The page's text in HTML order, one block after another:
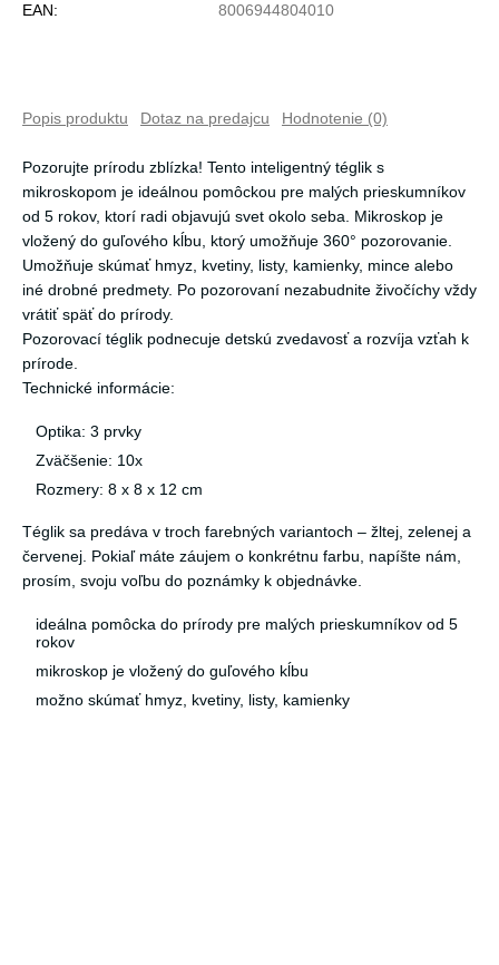
EAN:
8006944804010
Popis produktu Dotaz na predajcu Hodnotenie (0)
Pozorujte prírodu zblízka! Tento inteligentný téglik s
mikroskopom je ideálnou pomôckou pre malých prieskumníkov
od 5 rokov, ktorí radi objavujú svet okolo seba. Mikroskop je
vložený do guľového kĺbu, ktorý umožňuje 360° pozorovanie.
Umožňuje skúmať hmyz, kvetiny, listy, kamienky, mince alebo
iné drobné predmety. Po pozorovaní nezabudnite živočíchy vždy
vrátiť späť do prírody.
Pozorovací téglik podnecuje detskú zvedavosť a rozvíja vzťah k
prírode.
Technické informácie:
Optika: 3 prvky
Zväčšenie: 10x
Rozmery: 8 x 8 x 12 cm
Téglik sa predáva v troch farebných variantoch – žltej, zelenej a
červenej. Pokiaľ máte záujem o konkrétnu farbu, napíšte nám,
prosím, svoju voľbu do poznámky k objednávke.
ideálna pomôcka do prírody pre malých prieskumníkov od 5
rokov
mikroskop je vložený do guľového kĺbu
možno skúmať hmyz, kvetiny, listy, kamienky